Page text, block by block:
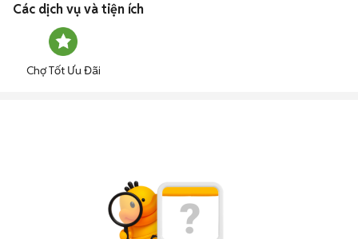
Các dịch vụ và tiện ích
Chợ Tốt Ưu Đãi